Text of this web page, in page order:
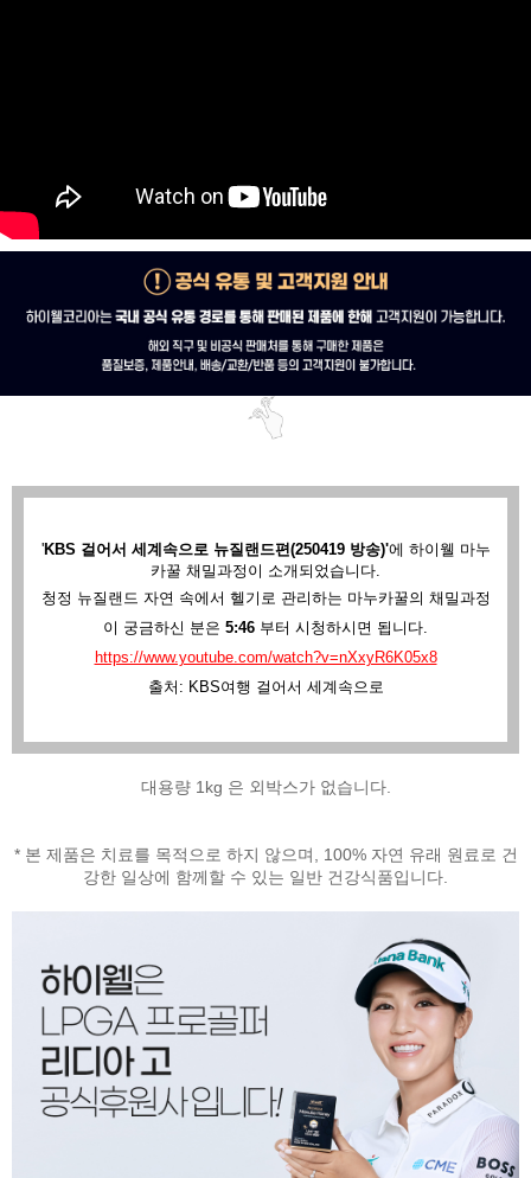
'KBS 걸어서 세계속으로 뉴질랜드편(250419 방송)'에 하이웰 마누
카꿀 채밀과정이 소개되었습니다.
청정 뉴질랜드 자연 속에서 헬기로 관리하는 마누카꿀의 채밀과정
이 궁금하신 분은 5:46 부터 시청하시면 됩니다.
https://www.youtube.com/watch?v=nXxyR6K05x8
출처: KBS여행 걸어서 세계속으로
대용량 1kg 은 외박스가 없습니다.
* 본 제품은 치료를 목적으로 하지 않으며, 100% 자연 유래 원료로 건
강한 일상에 함께할 수 있는 일반 건강식품입니다.